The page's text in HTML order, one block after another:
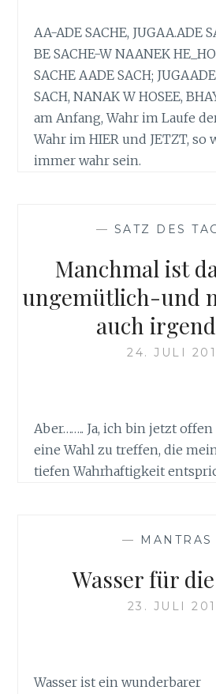
AA-ADE SACHE, JUGAA.ADE
BE SACHE-W NAANEK
SACHE AADE SACH;
SACH, NANAK W HOSEE,
am Anfang, Wahr im Laufe
Wahr im HIER und JETZT, so
immer wahr sein.
— SATZ DES
Manchmal ist
ungemütlich-und
auch
24. JULI
Aber…….. Ja, ich bin jetzt
eine Wahl zu treffen, die
tiefen Wahrhaftigkeit
— MANTRAS
Wasser für
23. JULI
Wasser ist ein wunderbarer